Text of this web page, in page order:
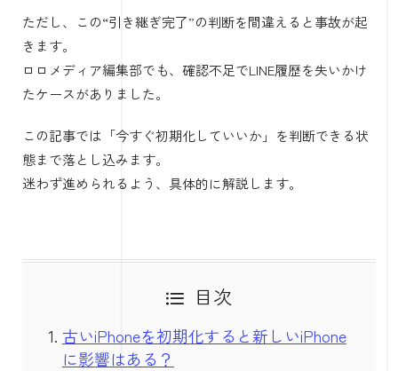
ただし、この“引き継ぎ完了”の判断を間違えると事故が起
きます。
ロロメディア編集部でも、確認不足でLINE履歴を失いかけ
たケースがありました。
この記事では「今すぐ初期化していいか」を判断できる状
態まで落とし込みます。
迷わず進められるよう、具体的に解説します。
目次
古いiPhoneを初期化すると新しいiPhone
に影響はある？